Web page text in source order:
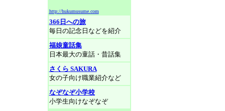
http://hukumusume.com
366日への旅
毎日の記念日などを紹介
福娘童話集
日本最大の童話・昔話集
さくら SAKURA
女の子向け職業紹介など
なぞなぞ小学校
小学生向けなぞなぞ